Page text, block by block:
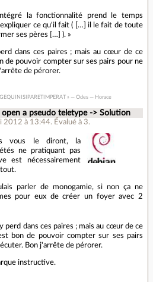
la fonctionnalité prend le temps
ce qu'il fait ( […] il le fait de toute
ses pères […] ). »
dans ces paires ; mais au cœur de ce
de pouvoir compter sur ses pairs pour ne
de pérorer.
» — Odes — Horace
open a pseudo teletype -> Solution
2012 à 13:44. Évalué à 3.
vous le diront, la
ne pratiquant pas
est nécessairement
parler de monogamie, si non ça ne
pour eux de créer un foyer avec 2
perd dans ces paires ; mais au cœur de ce
bon de pouvoir compter sur ses pairs
Bon j'arrête de pérorer.
instructive.